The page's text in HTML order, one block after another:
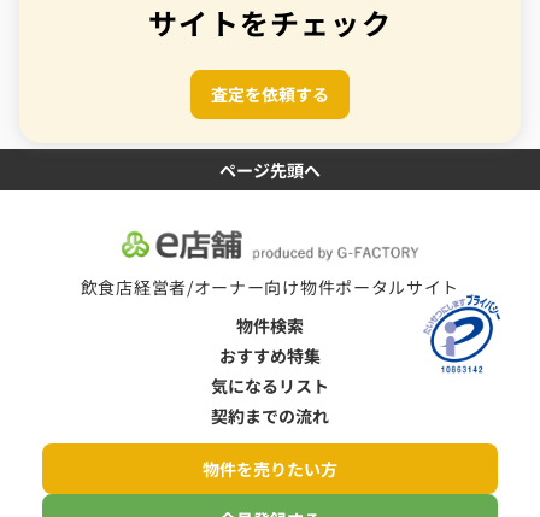
サイトをチェック
査定を依頼する
ページ先頭へ
飲食店経営者/オーナー向け物件ポータルサイト
物件検索
おすすめ特集
気になるリスト
契約までの流れ
物件を売りたい方